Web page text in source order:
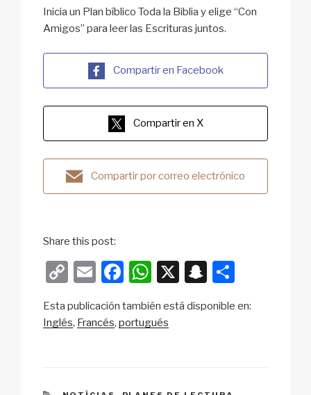
Inicia un Plan bíblico Toda la Biblia y elige “Con
Amigos” para leer las Escrituras juntos.
Compartir en Facebook
Compartir en X
Compartir por correo electrónico
Share this post:
C
p
E
ail
F
c
W
at
X
S
a
ar
Esta publicación también está disponible en:
Inglés Francés portugués